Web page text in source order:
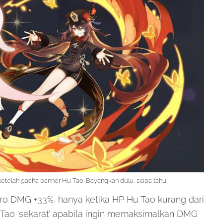
gacha banner Hu Tao. Bayangkan dulu, siapa tahu
DMG +33%, hanya ketika HP Hu Tao kurang dari
‘sekarat’ apabila ingin memaksimalkan DMG